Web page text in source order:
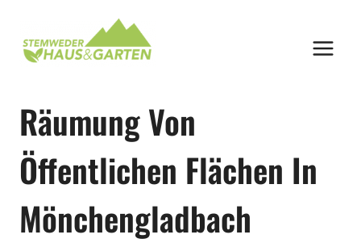
springen
Räumung Von
Öffentlichen Flächen In
Mönchengladbach